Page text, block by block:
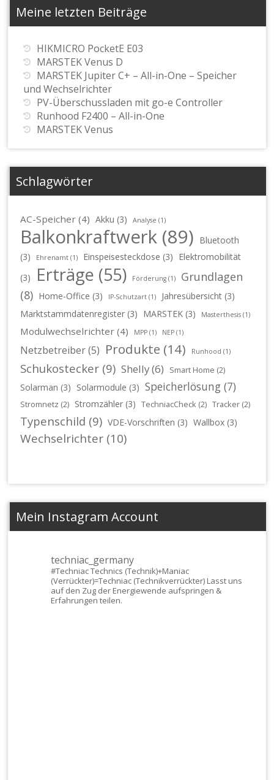
Meine letzten Beiträge
HIKMICRO PocketE E03
MARSTEK Venus D
MARSTEK Jupiter C+ – All-in-One – Speicher
und Wechselrichter
PV-Überschussladen mit go-e Controller
Runhood F2400 – All-in-One
MARSTEK Venus
Schlagwörter
AC-Speicher (4) Akku (3) Analyse (1)
Balkonkraftwerk (89) Bluetooth
(3)
Ehrenamt (1) Einspeisesteckdose (3) Elektromobilität
(3)
Erträge (55) Förderung (1)
Grundlagen
(8) Home-Office (3) IP-Schutzart (1) Jahresübersicht (3)
Marktstammdatenregister (3) MARSTEK (3) Masterthesis (1)
Modulwechselrichter (4) MPP (1) NEP (1)
Netzbetreiber(5) Produkte (14) Runhood (1)
Schukostecker (9) Shelly(6) Smart Home (2)
Solarman (3) Solarmodule (3) Speicherlösung (7)
Stromnetz (2) Stromzähler (3) TechniacCheck (2) Tracker (2)
Typenschild (9) VDE-Vorschriften (3) Wallbox (3)
Wechselrichter (10)
Mein Instagram Account
techniac_germany
#TechniacTechnics (Technik)+Maniac
(Verrückter)=Techniac (Technikverrückter) Lasst uns
auf den Zug der Energiewende aufspringen &
Erfahrungen teilen.